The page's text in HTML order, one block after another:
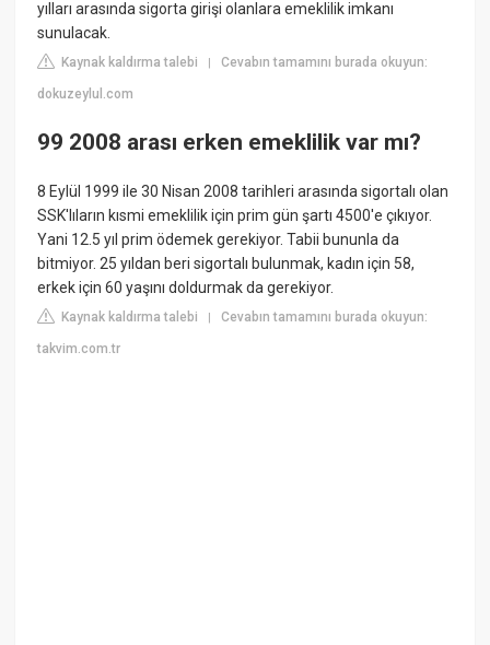
yılları arasında sigorta girişi olanlara emeklilik imkanı
sunulacak.
Kaynak kaldırma talebi |Cevabın tamamını burada okuyun:
dokuzeylul.com
99 2008 arası erken emeklilik var mı?
8 Eylül 1999 ile 30 Nisan 2008 tarihleri arasında sigortalı olan
SSK'lıların kısmi emeklilik için prim gün şartı 4500'e çıkıyor.
Yani 12.5 yıl prim ödemek gerekiyor. Tabii bununla da
bitmiyor. 25 yıldan beri sigortalı bulunmak, kadın için 58,
erkek için 60 yaşını doldurmak da gerekiyor.
Kaynak kaldırma talebi |Cevabın tamamını burada okuyun:
takvim.com.tr